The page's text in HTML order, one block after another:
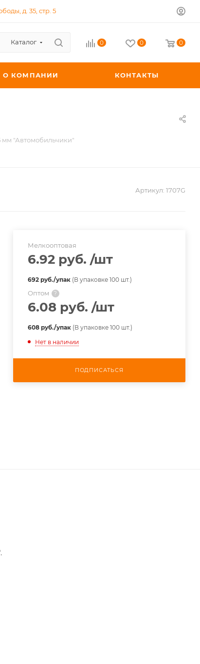
д. 35, стр. 5
Каталог 0 0 0
О КОМПАНИИ КОНТАКТЫ
мм "Автомобильчики"
Артикул: 1707G
Мелкооптовая
6.92 руб. /шт
692 руб./упак(В упаковке 100 шт.)
Оптом ?
6.08 руб. /шт
608 руб./упак(В упаковке 100 шт.)
Нет в наличии
ПОДПИСАТЬСЯ